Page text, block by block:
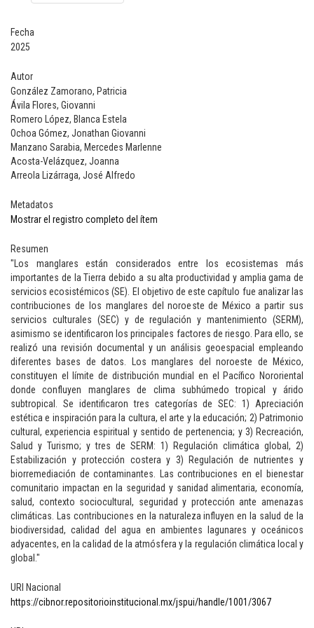
Fecha
2025
Autor
González Zamorano, Patricia
Ávila Flores, Giovanni
Romero López, Blanca Estela
Ochoa Gómez, Jonathan Giovanni
Manzano Sarabia, Mercedes Marlenne
Acosta-Velázquez, Joanna
Arreola Lizárraga, José Alfredo
Metadatos
Mostrar el registro completo del ítem
Resumen
"Los manglares están considerados entre los ecosistemas más
importantes de la Tierra debido a su alta productividad y amplia gama de
servicios ecosistémicos (SE). El objetivo de este capítulo fue analizar las
contribuciones de los manglares del noroeste de México a partir sus
servicios culturales (SEC) y de regulación y mantenimiento (SERM),
asimismo se identificaron los principales factores de riesgo. Para ello, se
realizó una revisión documental y un análisis geoespacial empleando
diferentes bases de datos. Los manglares del noroeste de México,
constituyen el límite de distribución mundial en el Pacífico Nororiental
donde confluyen manglares de clima subhúmedo tropical y árido
subtropical. Se identificaron tres categorías de SEC: 1) Apreciación
estética e inspiración para la cultura, el arte y la educación; 2) Patrimonio
cultural, experiencia espiritual y sentido de pertenencia; y 3) Recreación,
Salud y Turismo; y tres de SERM: 1) Regulación climática global, 2)
Estabilización y protección costera y 3) Regulación de nutrientes y
biorremediación de contaminantes. Las contribuciones en el bienestar
comunitario impactan en la seguridad y sanidad alimentaria, economía,
salud, contexto sociocultural, seguridad y protección ante amenazas
climáticas. Las contribuciones en la naturaleza influyen en la salud de la
biodiversidad, calidad del agua en ambientes lagunares y oceánicos
adyacentes, en la calidad de la atmósfera y la regulación climática local y
global."
URI Nacional
https://cibnor.repositorioinstitucional.mx/jspui/handle/1001/3067